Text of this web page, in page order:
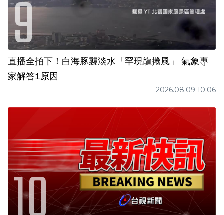
直播全拍下！白海豚襲淡水「罕現龍捲風」 氣象專
家解答1原因
2026.08.09 10:06